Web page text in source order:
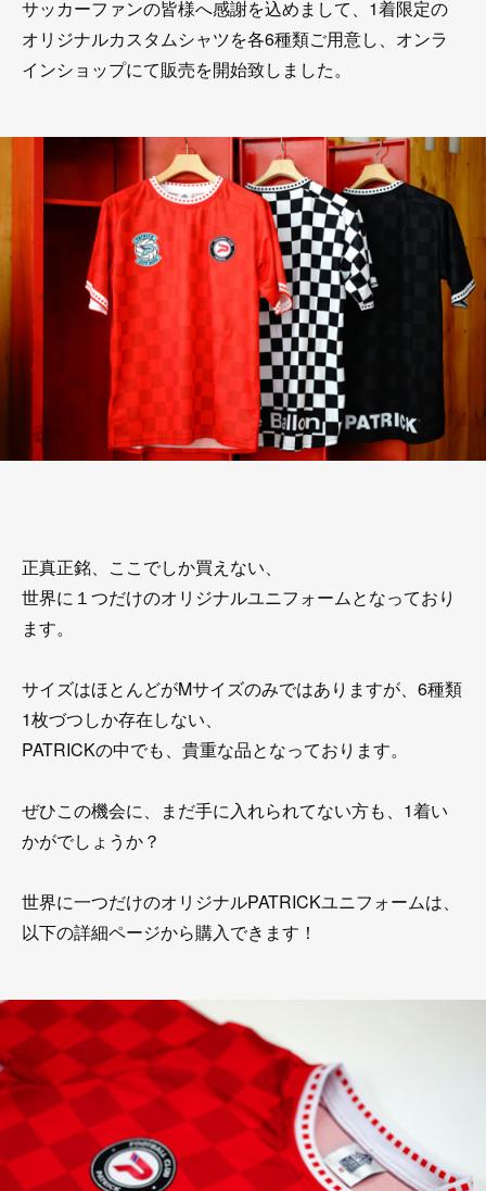
サッカーファンの皆様へ感謝を込めまして、1着限定の
オリジナルカスタムシャツを各6種類ご用意し、オンラ
インショップにて販売を開始致しました。
正真正銘、ここでしか買えない、
世界に１つだけのオリジナルユニフォームとなっており
ます。
サイズはほとんどがMサイズのみではありますが、6種類
1枚づつしか存在しない、
PATRICKの中でも、貴重な品となっております。
ぜひこの機会に、まだ手に入れられてない方も、1着い
かがでしょうか？
世界に一つだけのオリジナルPATRICKユニフォームは、
以下の詳細ページから購入できます！